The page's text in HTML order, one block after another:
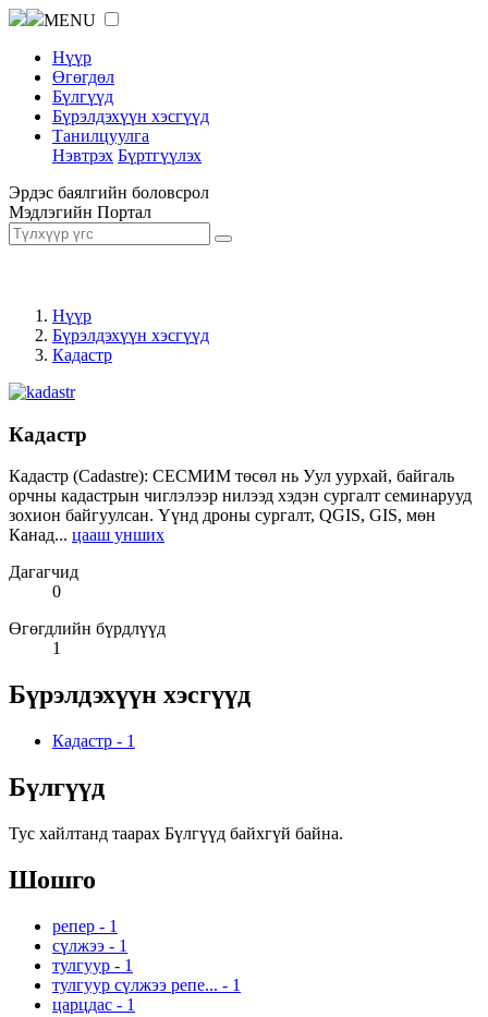
MENU
Нүүр
Өгөгдөл
Бүлгүүд
Бүрэлдэхүүн хэсгүүд
Танилцуулга
Нэвтрэх Бүртгүүлэх
Эрдэс баялгийн боловсрол
Мэдлэгийн Портал
Нүүр
Бүрэлдэхүүн хэсгүүд
Кадастр
Кадастр
Кадастр (Cadastre): СЕСМИМ төсөл нь Уул уурхай, байгаль
орчны кадастрын чиглэлээр нилээд хэдэн сургалт семинарууд
зохион байгуулсан. Үүнд дроны сургалт, QGIS, GIS, мөн
Канад... цааш унших
Дагагчид
0
Өгөгдлийн бүрдлүүд
1
Бүрэлдэхүүн хэсгүүд
Кадастр - 1
Бүлгүүд
Тус хайлтанд таарах Бүлгүүд байхгүй байна.
Шошго
репер - 1
сүлжээ - 1
тулгуур - 1
тулгуур сүлжээ репе... - 1
царцдас - 1